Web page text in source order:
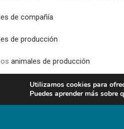
de compañía
de producción
animales de producción
animales de compañía
Utilizamos cookies para
Puedes aprender más